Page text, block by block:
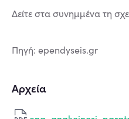
Δείτε στα συνημμένα τη
Πηγή: ependyseis.gr
Αρχεία